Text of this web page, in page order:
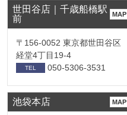
世田谷店｜千歳船橋駅
前
MAP
〒156-0052 東京都世田谷区
経堂4丁目19-4
TEL 050-5306-3531
池袋本店 MAP